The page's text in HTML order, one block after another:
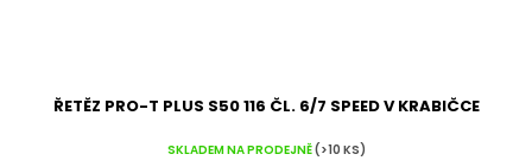
ŘETĚZ PRO-T PLUS S50 116 ČL. 6/7 SPEED V KRABIČCE
SKLADEM NA PRODEJNĚ(>10 KS)